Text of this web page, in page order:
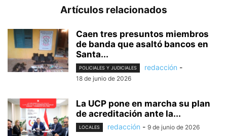
Artículos relacionados
Caen tres presuntos miembros
de banda que asaltó bancos en
Santa...
POLICIALES Y JUDICIALES redacción -
18 de junio de 2026
La UCP pone en marcha su plan
de acreditación ante la...
LOCALES redacción - 9 de junio de 2026